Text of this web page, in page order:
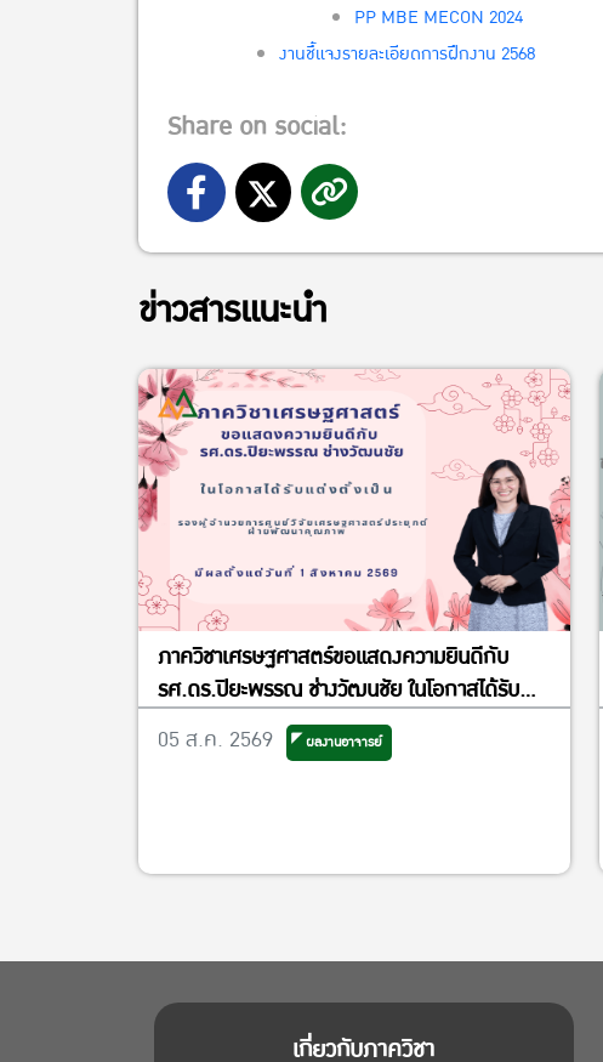
PP MBE MECON 2024
งานชึ้แจงรายละเอียดการฝึกงาน 2568
Share on social:
ข่าวสารแนะนำ
ภาควิชาเศรษฐศาสตร์ขอแสดงความยินดีกับ
รศ.ดร.ปิยะพรรณ ช่างวัฒนชัย ในโอกาสได้รับ
แต่งตั้งเป็นรองผู้อำนวยการศูนย์วิจัย
เศรษฐศาสตร์ประยุกต์ ฝ่ายพัฒนาคุณภาพ
05 ส.ค. 2569 ผลงานอาจารย์
เกี่ยวกับภาควิชา